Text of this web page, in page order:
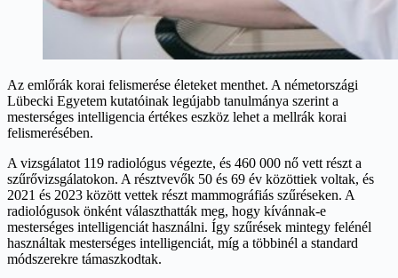
Az emlőrák korai felismerése életeket menthet. A németországi
Lübecki Egyetem kutatóinak legújabb tanulmánya szerint a
mesterséges intelligencia értékes eszköz lehet a mellrák korai
felismerésében.
A vizsgálatot 119 radiológus végezte, és 460 000 nő vett részt a
szűrővizsgálatokon. A résztvevők 50 és 69 év közöttiek voltak, és
2021 és 2023 között vettek részt mammográfiás szűréseken. A
radiológusok önként választhatták meg, hogy kívánnak-e
mesterséges intelligenciát használni. Így szűrések mintegy felénél
használtak mesterséges intelligenciát, míg a többinél a standard
módszerekre támaszkodtak.